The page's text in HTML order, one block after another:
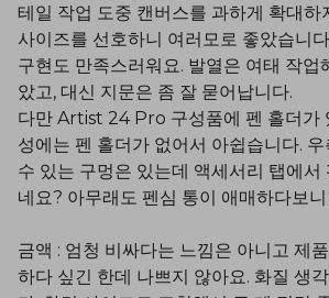
테일 작업 도중 캔버스를 과하게 확대하
사이즈를 선호하니 여러모로 좋았습니
구현도 만족스러워요. 발열은 여태 작업
았고, 대신 지문은 좀 잘 묻어납니다.
다만 Artist 24 Pro 구성품에 펜 홀더가
성에는 펜 홀더가 없어서 아쉽습니다.
수 있는 구멍은 있는데 액세서리 탭에서
네요? 아무래도 펜심 통이 애매하다보
금액 : 엄청 비싸다는 느낌은 아니고 제
하다 싶긴 한데 나쁘지 않아요. 화질 생